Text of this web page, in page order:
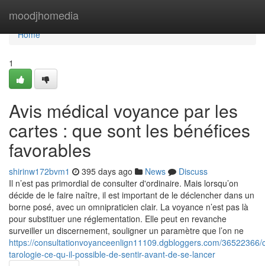
moodjhomedia
Home
Home
1
Avis médical voyance par les
cartes : que sont les bénéfices
favorables
shirinw172bvm1 395 days ago News
Discuss
Il n’est pas primordial de consulter d'ordinaire. Mais lorsqu’on
décide de le faire naître, il est important de le déclencher dans un
borne posé, avec un omnipraticien clair. La voyance n’est pas là
pour substituer une réglementation. Elle peut en revanche
surveiller un discernement, souligner un paramètre que l’on ne
https://consultationvoyanceenlign11109.dgbloggers.com/
tarologie-ce-qu-il-possible-de-sentir-avant-de-se-lancer